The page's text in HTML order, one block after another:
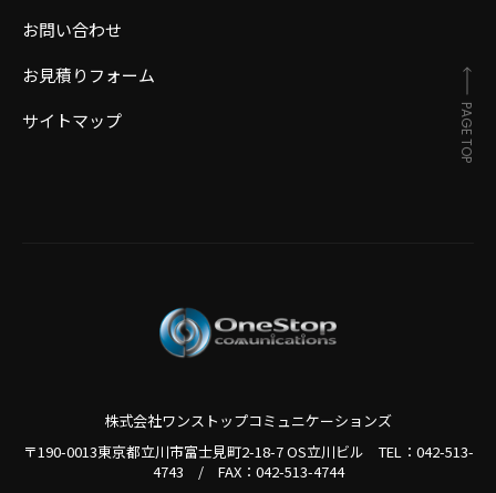
お問い合わせ
お見積りフォーム
サイトマップ
株式会社ワンストップコミュニケーションズ
〒190-0013東京都立川市富士見町2-18-7 OS立川ビル TEL： 042-513-
4743 / FAX：042-513-4744
PAGE TOP